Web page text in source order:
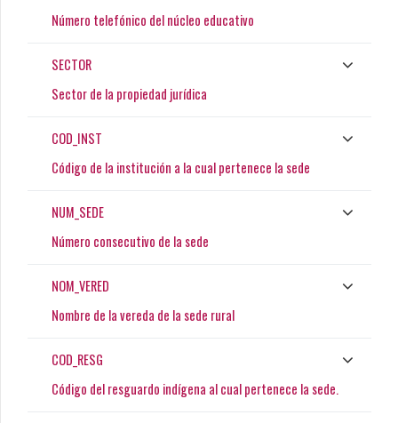
Número telefónico del núcleo educativo
SECTOR
Sector de la propiedad jurídica
COD_INST
Código de la institución a la cual pertenece la sede
NUM_SEDE
Número consecutivo de la sede
NOM_VERED
Nombre de la vereda de la sede rural
COD_RESG
Código del resguardo indígena al cual pertenece la sede.